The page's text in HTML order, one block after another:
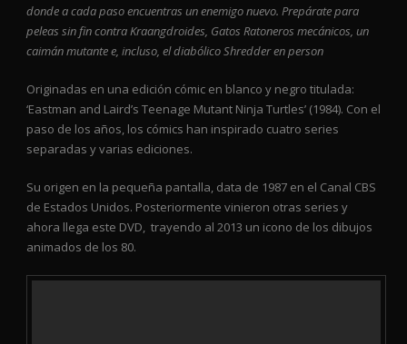
donde a cada paso encuentras un enemigo nuevo. Prepárate para
peleas sin fin contra Kraangdroides, Gatos Ratoneros mecánicos, un
caimán mutante e, incluso, el diabólico Shredder en person
Originadas en una edición cómic en blanco y negro titulada:
‘Eastman and Laird’s Teenage Mutant Ninja Turtles’ (1984). Con el
paso de los años, los cómics han inspirado cuatro series
separadas y varias ediciones.
Su origen en la pequeña pantalla, data de 1987 en el Canal CBS
de Estados Unidos. Posteriormente vinieron otras series y
ahora llega este DVD, trayendo al 2013 un icono de los dibujos
animados de los 80.